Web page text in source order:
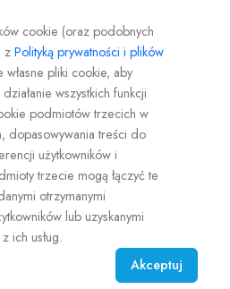
PL PLN
Logowanie
Hodowcy
cookie (oraz podobnych
zPolityką prywatności i plików
własne pliki cookie, aby
wszystkich funkcji
podmiotów trzecich w
dopasowywania treści do
użytkowników i
trzecie mogą łączyć te
otrzymanymi
lub uzyskanymi
ich usług.
Akceptuj